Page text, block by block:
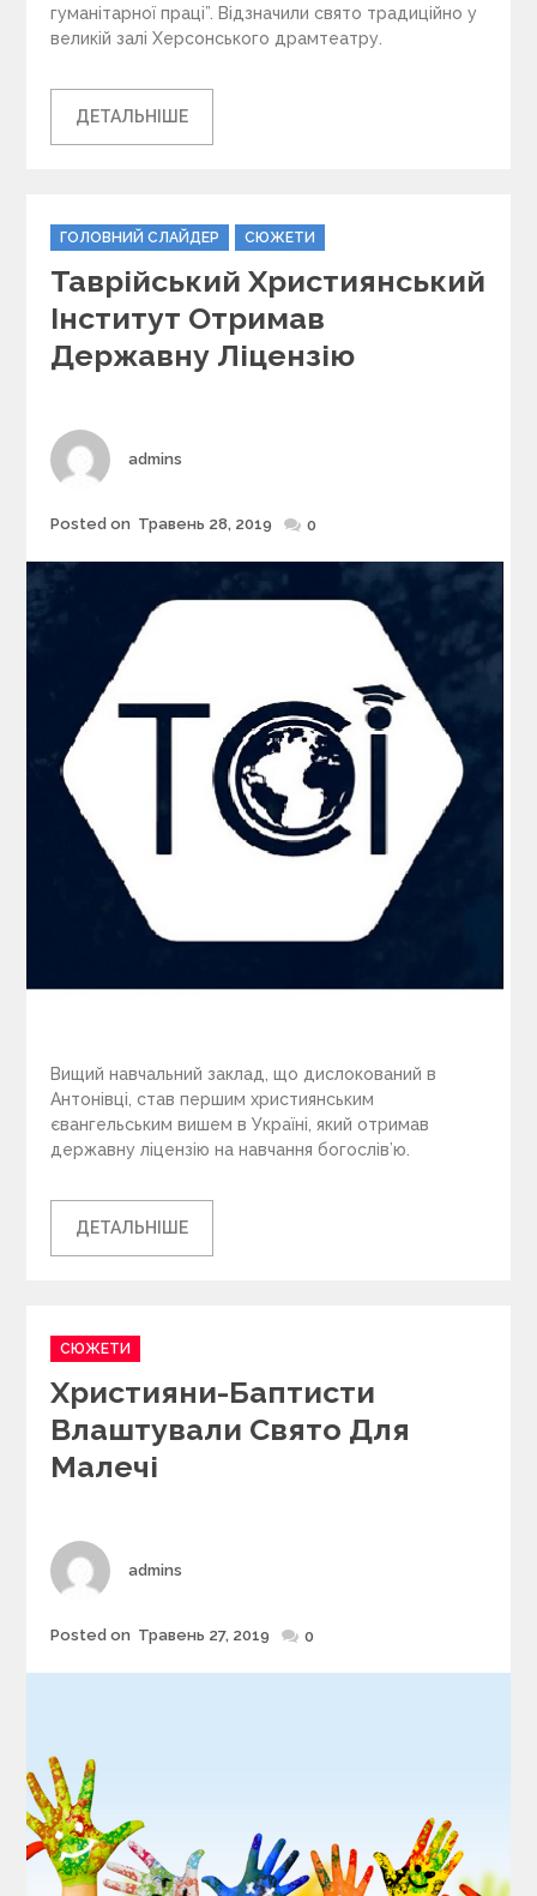
гуманітарної праці”. Відзначили свято традиційно у
великій залі Херсонського драмтеатру.
ДЕТАЛЬНІШЕ
C
a
t
e
g
o
s
ГОЛОВНИЙ СЛАЙДЕР СЮЖЕТИ
Таврійський Християнський
Інститут Отримав
Державну Ліцензію
Author
admins
Posted
Posted on Травень 28, 2019 0
Вищий навчальний заклад, що дислокований в
Антонівці, став першим християнським
євангельським вишем в Україні, який отримав
державну ліцензію на навчання богослів’ю.
ДЕТАЛЬНІШЕ
C
a
t
e
g
o
s
СЮЖЕТИ
Християни-Баптисти
Влаштували Свято Для
Малечі
Author
admins
Posted
Posted on Травень 27, 2019 0